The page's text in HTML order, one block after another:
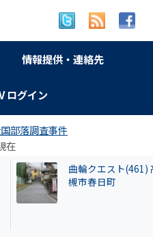
情報提供・連絡先
ログイン
部落調査事件
在
曲輪クエスト(461) 高
槻市春日町